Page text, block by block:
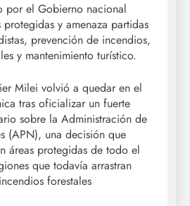
por el Gobierno nacional
y amenaza partidas
prevención de incendios,
y mantenimiento turístico.
Milei volvió a quedar en el
tras oficializar un fuerte
sobre la Administración de
(APN), una decisión que
áreas protegidas de todo el
que todavía arrastran
forestales